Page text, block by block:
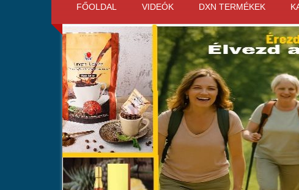
FŐOLDAL VIDEÓK DXN TERMÉKEK